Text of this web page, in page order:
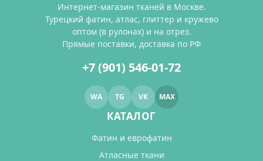
Интернет-магазин тканей в Москве.
Турецкий фатин, атлас, глиттер и кружево
оптом (в рулонах) и на отрез.
Прямые поставки, доставка по РФ
+7 (901) 546-01-72
WA TG VK MAX
КАТАЛОГ
Фатин и еврофатин
Атласные ткани